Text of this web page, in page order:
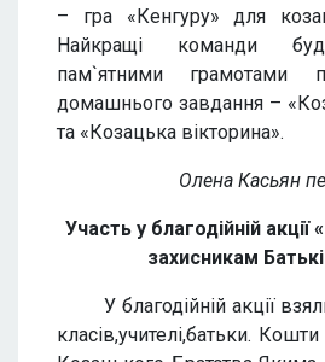
– гра «Кенгуру» для
Найкращі команди
пам`ятними грамотами
домашнього завдання –
та «Козацька вікторина».
Олена Касьян
Участь у благодійній акції
захисникам
У благодійній акції
класів,учителі,батьки.